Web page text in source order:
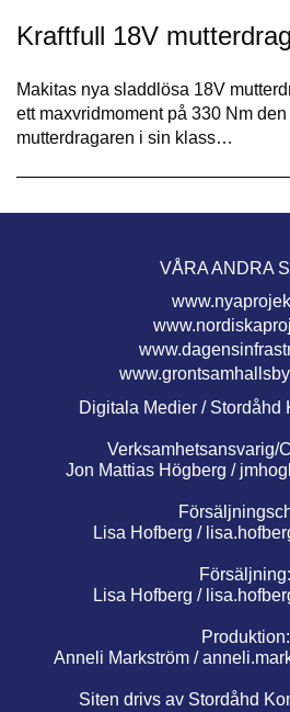
Kraftfull 18V
Makitas nya sladdlösa 18V
ett maxvridmoment på 330 Nm
mutterdragaren i sin klass…
VÅRA ANDRA
Digitala Medier / Stordåhd
Verksamhetsansvarig/
Jon Mattias Högberg /
Lisa Hofberg /
Försäljning:
Lisa Hofberg /
Produktion:
Anneli Markström /
Siten drivs av Stordåhd